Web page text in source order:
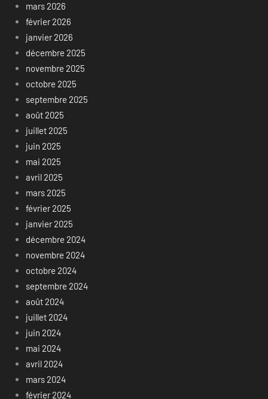
mars 2026
février 2026
janvier 2026
décembre 2025
novembre 2025
octobre 2025
septembre 2025
août 2025
juillet 2025
juin 2025
mai 2025
avril 2025
mars 2025
février 2025
janvier 2025
décembre 2024
novembre 2024
octobre 2024
septembre 2024
août 2024
juillet 2024
juin 2024
mai 2024
avril 2024
mars 2024
février 2024